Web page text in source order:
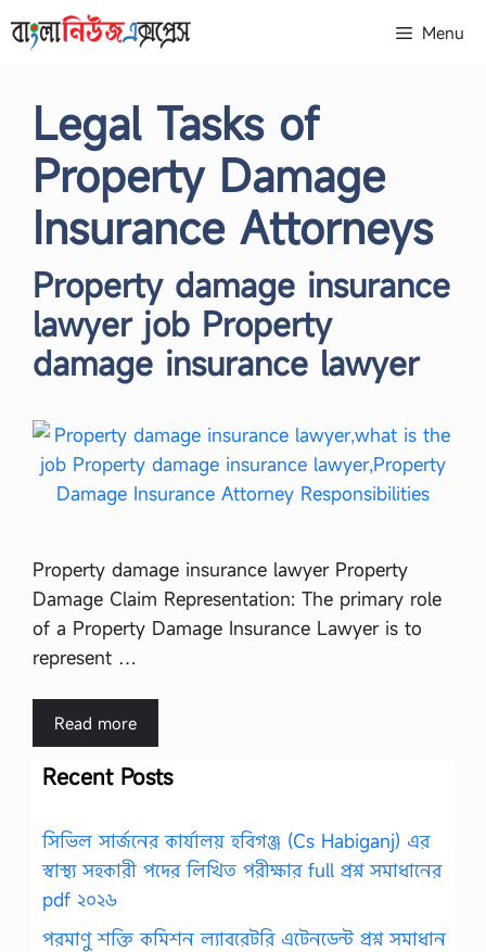
to
Menu
Legal Tasks of
Property Damage
Insurance Attorneys
Property damage insurance
lawyer job Property
damage insurance lawyer
Property damage insurance lawyer Property
Damage Claim Representation: The primary role
of a Property Damage Insurance Lawyer is to
represent …
Read more
Recent Posts
সিভিল সার্জনের কার্যালয় হবিগঞ্জ (Cs Habiganj) এর
স্বাস্থ্য সহকারী পদের লিখিত পরীক্ষার full প্রশ্ন সমাধানের
pdf ২০২৬
পরমাণু শক্তি কমিশন ল্যাবরেটরি এটেনডেন্ট প্রশ্ন সমাধান